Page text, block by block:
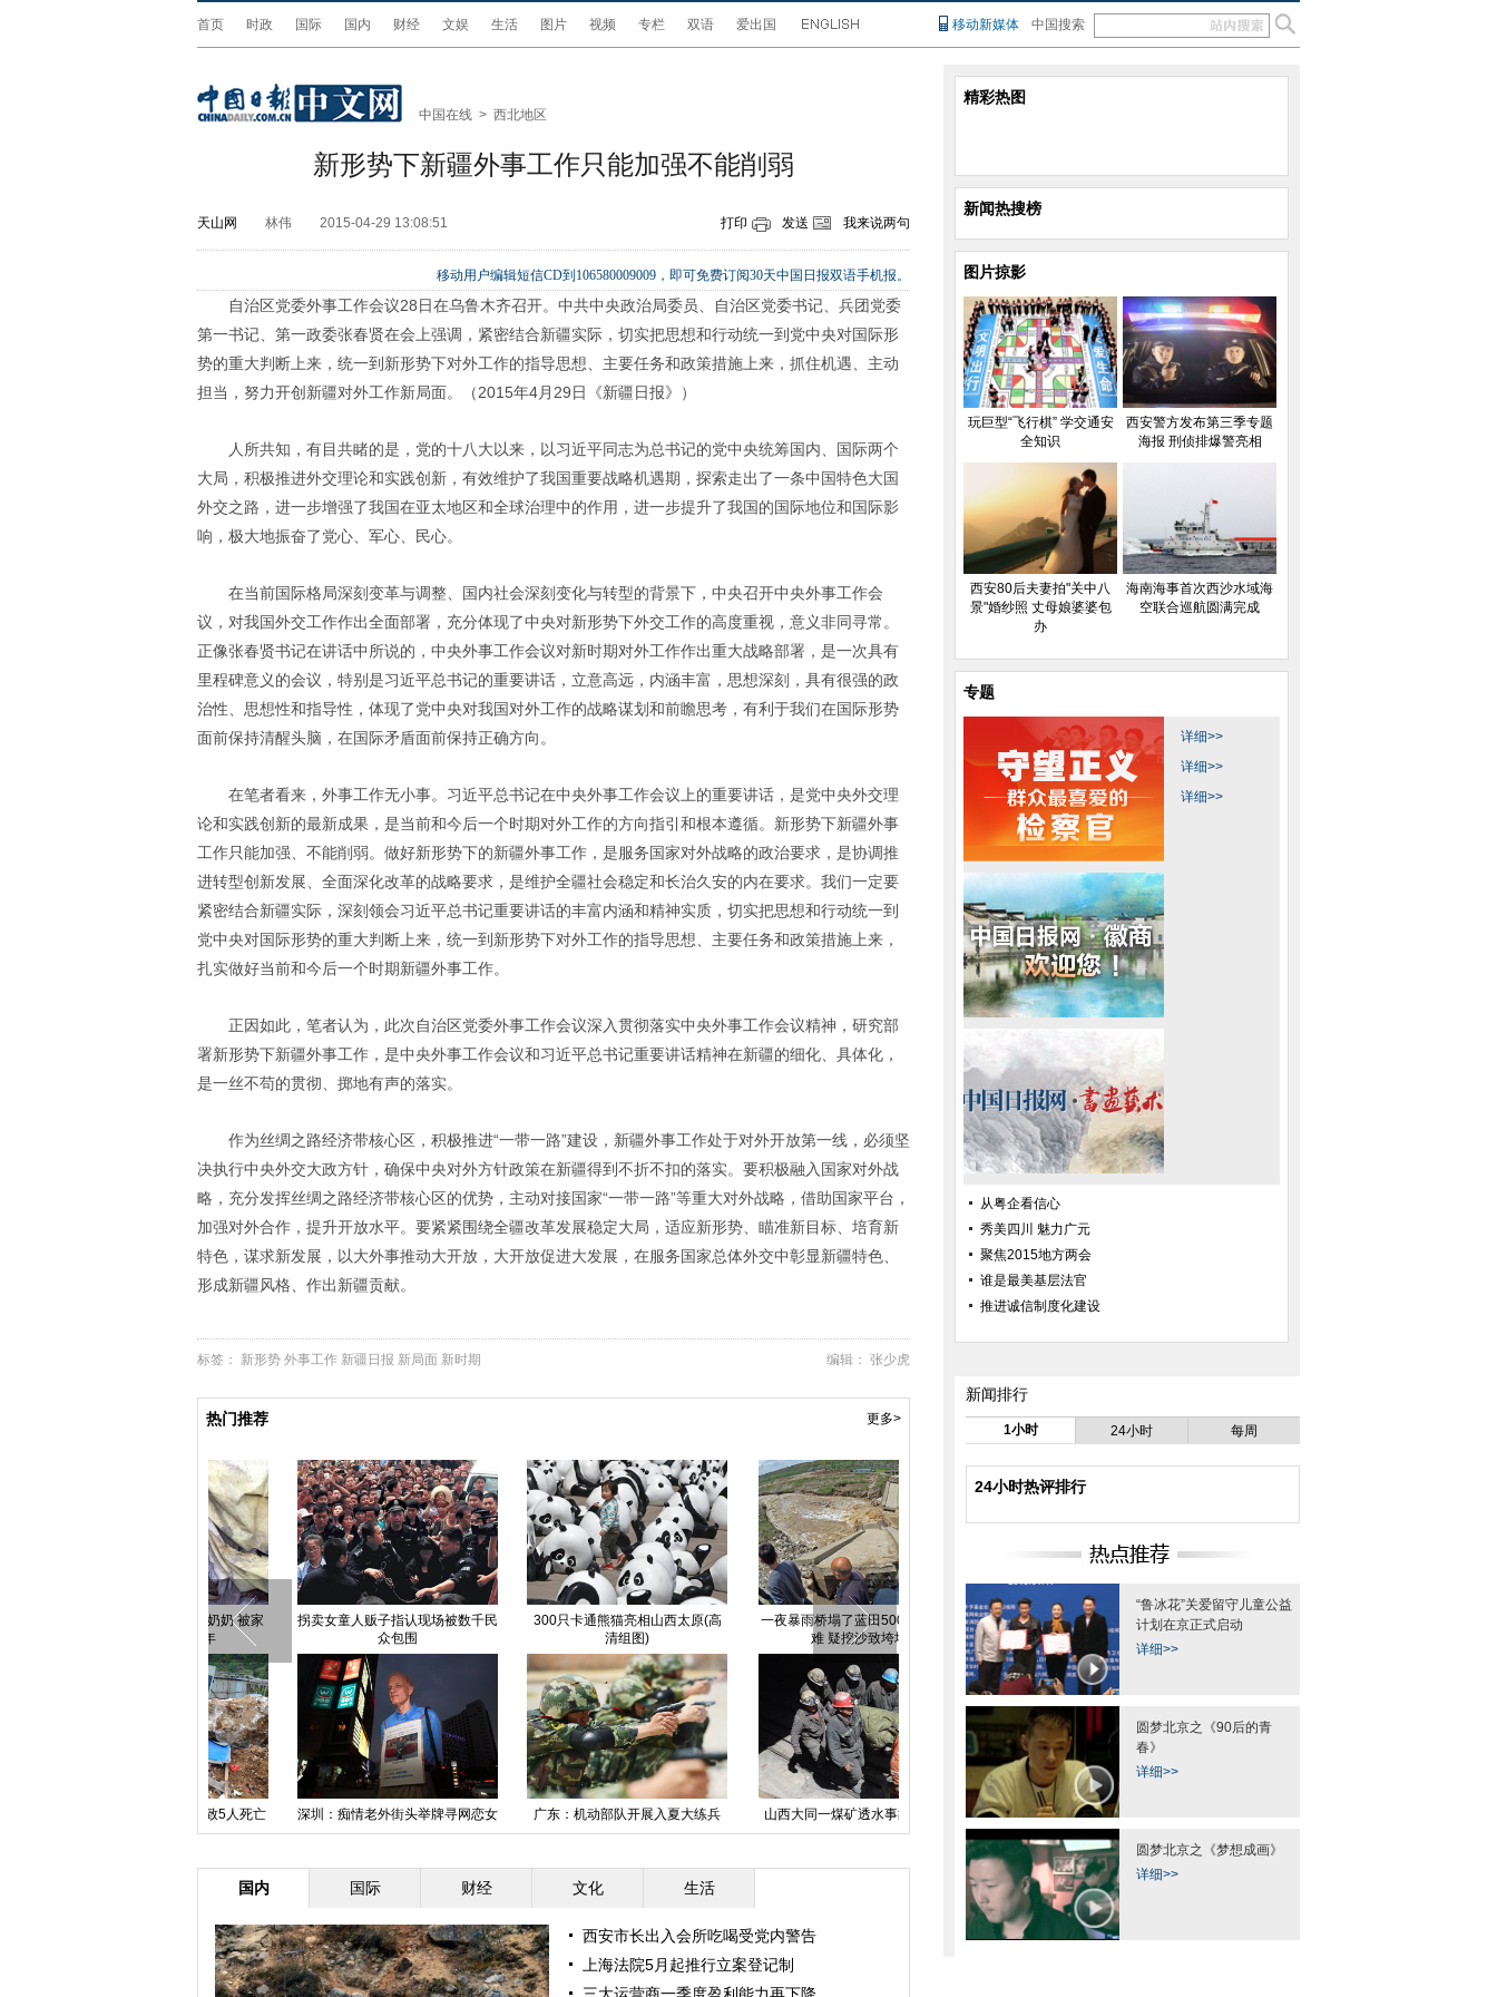
首页 时政 国际 国内 财经 文娱 生活 图片 视频 专栏 双语 爱出国 移动新媒体 中国搜索
中国在线 > 西北地区
新形势下新疆外事工作只能加强不能削弱
天山网 林伟 2015-04-29 13:08:51 打印 发送 我来说两句
移动用户编辑短信CD到106580009009，即可免费订阅30天中国日报双语手机报。
自治区党委外事工作会议28日在乌鲁木齐召开。中共中央政治局委员、自治区党委书记、兵团党委
第一书记、第一政委张春贤在会上强调，紧密结合新疆实际，切实把思想和行动统一到党中央对国际形
势的重大判断上来，统一到新形势下对外工作的指导思想、主要任务和政策措施上来，抓住机遇、主动
担当，努力开创新疆对外工作新局面。（2015年4月29日《新疆日报》）
人所共知，有目共睹的是，党的十八大以来，以习近平同志为总书记的党中央统筹国内、国际两个
大局，积极推进外交理论和实践创新，有效维护了我国重要战略机遇期，探索走出了一条中国特色大国
外交之路，进一步增强了我国在亚太地区和全球治理中的作用，进一步提升了我国的国际地位和国际影
响，极大地振奋了党心、军心、民心。
在当前国际格局深刻变革与调整、国内社会深刻变化与转型的背景下，中央召开中央外事工作会
议，对我国外交工作作出全面部署，充分体现了中央对新形势下外交工作的高度重视，意义非同寻常。
正像张春贤书记在讲话中所说的，中央外事工作会议对新时期对外工作作出重大战略部署，是一次具有
里程碑意义的会议，特别是习近平总书记的重要讲话，立意高远，内涵丰富，思想深刻，具有很强的政
治性、思想性和指导性，体现了党中央对我国对外工作的战略谋划和前瞻思考，有利于我们在国际形势
面前保持清醒头脑，在国际矛盾面前保持正确方向。
在笔者看来，外事工作无小事。习近平总书记在中央外事工作会议上的重要讲话，是党中央外交理
论和实践创新的最新成果，是当前和今后一个时期对外工作的方向指引和根本遵循。新形势下新疆外事
工作只能加强、不能削弱。做好新形势下的新疆外事工作，是服务国家对外战略的政治要求，是协调推
进转型创新发展、全面深化改革的战略要求，是维护全疆社会稳定和长治久安的内在要求。我们一定要
紧密结合新疆实际，深刻领会习近平总书记重要讲话的丰富内涵和精神实质，切实把思想和行动统一到
党中央对国际形势的重大判断上来，统一到新形势下对外工作的指导思想、主要任务和政策措施上来，
扎实做好当前和今后一个时期新疆外事工作。
正因如此，笔者认为，此次自治区党委外事工作会议深入贯彻落实中央外事工作会议精神，研究部
署新形势下新疆外事工作，是中央外事工作会议和习近平总书记重要讲话精神在新疆的细化、具体化，
是一丝不苟的贯彻、掷地有声的落实。
作为丝绸之路经济带核心区，积极推进“一带一路”建设，新疆外事工作处于对外开放第一线，必须坚
决执行中央外交大政方针，确保中央对外方针政策在新疆得到不折不扣的落实。要积极融入国家对外战
略，充分发挥丝绸之路经济带核心区的优势，主动对接国家“一带一路”等重大对外战略，借助国家平台，
加强对外合作，提升开放水平。要紧紧围绕全疆改革发展稳定大局，适应新形势、瞄准新目标、培育新
特色，谋求新发展，以大外事推动大开放，大开放促进大发展，在服务国家总体外交中彰显新疆特色、
形成新疆风格、作出新疆贡献。
编辑： 张少虎
标签： 新形势 外事工作 新疆日报 新局面 新时期
热门推荐 更多>
玩巨型“飞行棋” 学交通安全知识
西安警方发布第三季专题海报 刑
海南海事首次西沙水域海空联合巡
航圆满完成
一夜暴雨桥塌了蓝田500村民出行
张家界天门山玻璃栈道更换玻璃
全球最大太阳能飞机抵达中国旅
程“终点站”南京
山西大同一煤矿透水事故已致16
人遇难
北京今日最高气温27℃ 成今年入
春以来最暖一天
河南新郑：黄帝故里举行“拜祖大
典”
国内 国际 财经 文化 生活
西安市长出入会所吃喝受党内警告
上海法院5月起推行立案登记制
精彩热图
新闻热搜榜
图片掠影
玩巨型“飞行棋” 学交通安
全知识
西安警方发布第三季专题
海报 刑侦排爆警亮相
西安80后夫妻拍"关中八
景"婚纱照 丈母娘婆婆包
办
海南海事首次西沙水域海
空联合巡航圆满完成
专题
详细>>
详细>>
详细>>
从粤企看信心
秀美四川 魅力广元
聚焦2015地方两会
谁是最美基层法官
推进诚信制度化建设
新闻排行
1小时 24小时 每周
24小时热评排行
“鲁冰花”关爱留守儿童公益
计划在京正式启动
详细>>
圆梦北京之《90后的青
春》
详细>>
圆梦北京之《梦想成画》
详细>>